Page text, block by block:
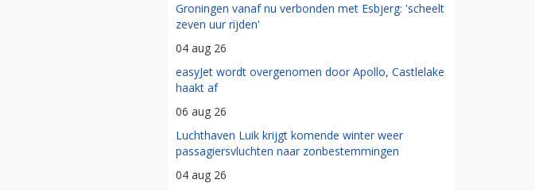
Groningen vanaf nu verbonden met Esbjerg: 'scheelt
zeven uur rijden'
04 aug 26
easyJet wordt overgenomen door Apollo, Castlelake
haakt af
06 aug 26
Luchthaven Luik krijgt komende winter weer
passagiersvluchten naar zonbestemmingen
04 aug 26